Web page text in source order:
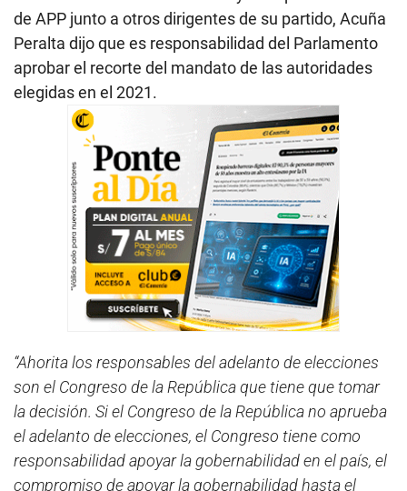
de APP junto a otros dirigentes de su partido, Acuña
Peralta dijo que es responsabilidad del Parlamento
aprobar el recorte del mandato de las autoridades
elegidas en el 2021.
“Ahorita los responsables del adelanto de elecciones
son el Congreso de la República que tiene que tomar
la decisión. Si el Congreso de la República no aprueba
el adelanto de elecciones, el Congreso tiene como
responsabilidad apoyar la gobernabilidad en el país, el
compromiso de apoyar la gobernabilidad hasta el